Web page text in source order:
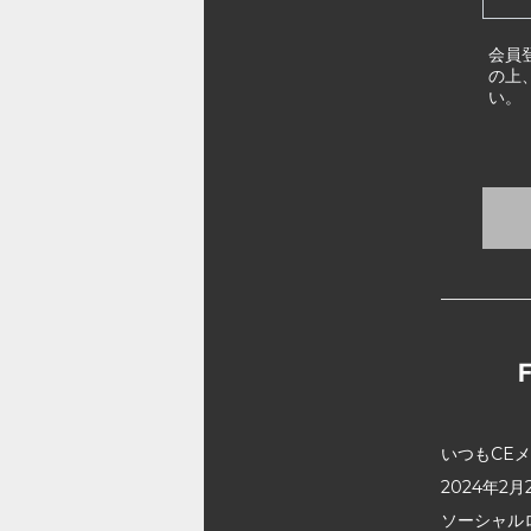
会員
の上
い。
いつもCE
2024年2月
ソーシャ